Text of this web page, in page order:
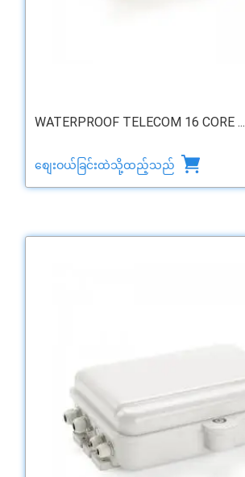
WATERPROOF TELECOM 16 CORE ...
စျေးဝယ်ခြင်းထဲသို့ထည့်သည်